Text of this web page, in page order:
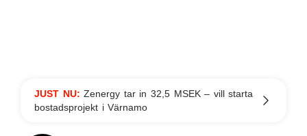
JUST NU:Zenergy tar in 32,5 MSEK – vill starta
bostadsprojekt i Värnamo